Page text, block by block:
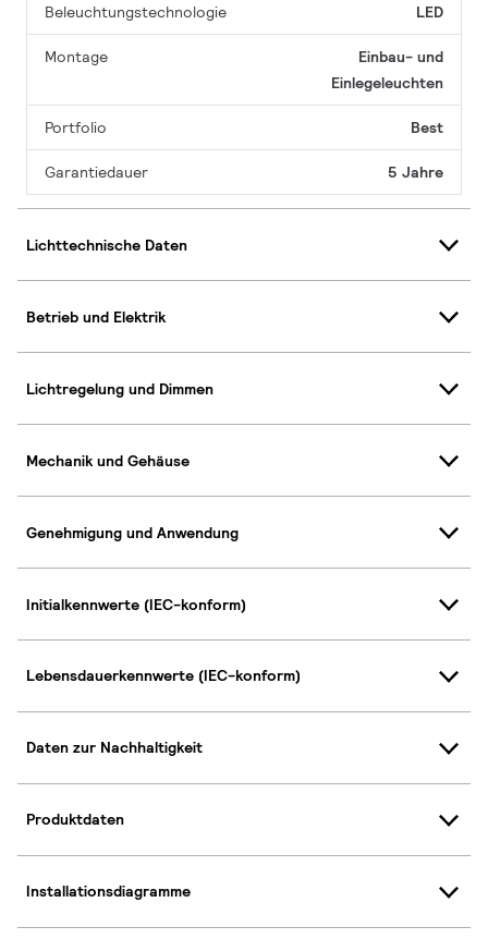
Beleuchtungstechnologie LED
Montage
Einbau- und
Einlegeleuchten
Portfolio Best
Garantiedauer 5 Jahre
Lichttechnische Daten
Betrieb und Elektrik
Lichtregelung und Dimmen
Mechanik und Gehäuse
Genehmigung und Anwendung
Initialkennwerte (IEC-konform)
Lebensdauerkennwerte (IEC-konform)
Daten zur Nachhaltigkeit
Produktdaten
Installationsdiagramme